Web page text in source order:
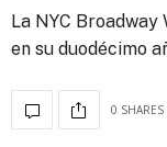
La NYC
en su duodécimo
0 SHARES